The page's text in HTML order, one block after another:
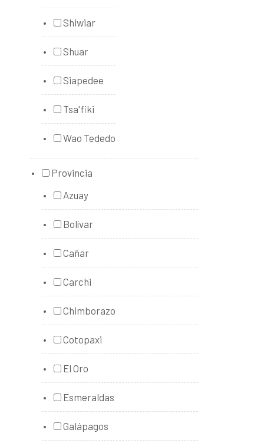
Shiwiar
Shuar
Siapedee
Tsa'fiki
Wao Tededo
Provincia
Azuay
Bolívar
Cañar
Carchi
Chimborazo
Cotopaxi
El Oro
Esmeraldas
Galápagos